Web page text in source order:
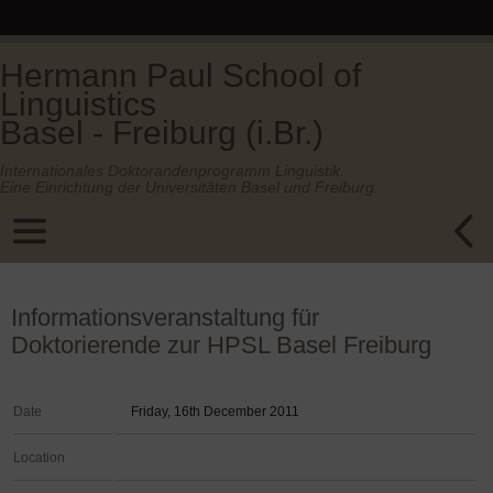
Hermann Paul School of
Linguistics
Basel - Freiburg (i.Br.)
Informationsveranstaltung für
Doktorierende zur HPSL Basel Freiburg
Date Friday, 16th December 2011
Location